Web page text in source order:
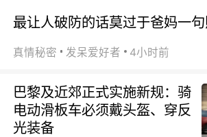
最让人破防的话莫过于爸妈一
真情秘密 发呆爱好者 4小时前
巴黎及近郊正式实施新规：骑
电动滑板车必须戴头盔、穿反
光装备